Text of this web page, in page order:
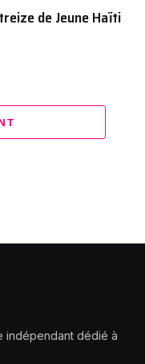
de Jeune Haïti
indépendant dédié à